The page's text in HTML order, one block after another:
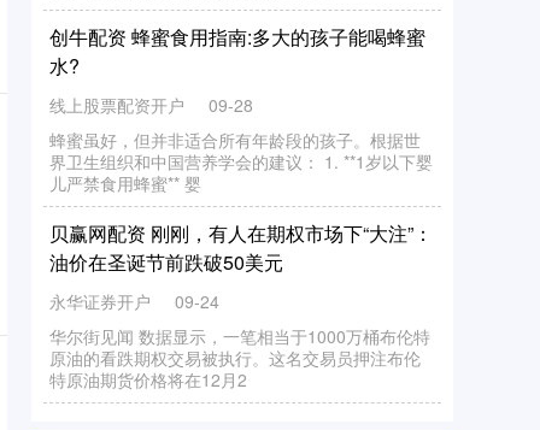
创
牛
配
资
蜂
蜜
食
用
指
南
:多
大
的
孩
子
能
喝
蜂
蜜
水
?
线上股票配资开户
09-28
蜂
蜜
虽
好
，
但
并
非
适
合
所
有
年
龄
段
的
孩
子
。
根
据
世
界
卫
生
组
织
和
中
国
营
养
学
会
的
建
议
：
1
. **1
岁
以
下
婴
儿
严
禁
食
用
蜂
蜜
** 婴
贝
赢
网
配
资
刚
刚
，
有
人
在
期
权
市
场
下
“大
注
”：
油
价
在
圣
诞
节
前
跌
破
5
0
美
元
永华证券开户
09-24
华
尔
街
见
闻
数
据
显
示
，
一
笔
相
当
于
1
0
0
0
万
桶
布
伦
特
原
油
的
看
跌
期
权
交
易
被
执
行
。
这
名
交
易
员
押
注
布
伦
特
原
油
期
货
价
格
将
在
1
2
月
2